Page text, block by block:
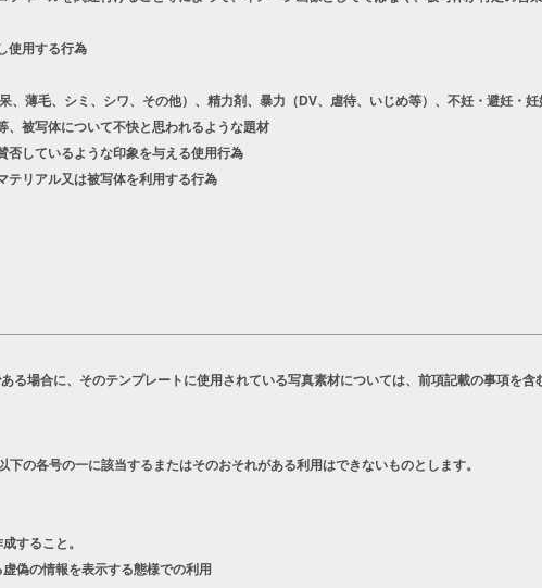
使用する行為
薄毛、シミ、シワ、その他）、精力剤、暴力（DV、虐待、いじめ等）、不妊・避妊・妊
、被写体について不快と思われるような題材
しているような印象を与える使用行為
リアル又は被写体を利用する行為
場合に、そのテンプレートに使用されている写真素材については、前項記載の事項を含
の各号の一に該当するまたはそのおそれがある利用はできないものとします。
すること。
偽の情報を表示する態様での利用